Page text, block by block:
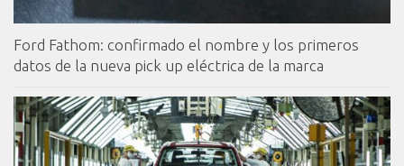
Ford Fathom: confirmado el nombre y los primeros
datos de la nueva pick up eléctrica de la marca